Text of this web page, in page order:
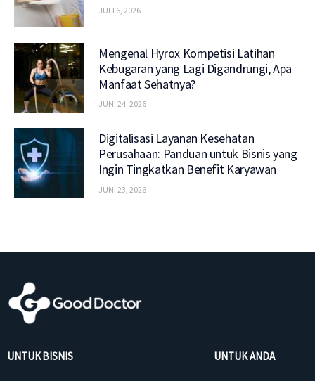
JULI 6, 2026
Mengenal Hyrox Kompetisi Latihan
Kebugaran yang Lagi Digandrungi, Apa
Manfaat Sehatnya?
JUNI 24, 2026
Digitalisasi Layanan Kesehatan
Perusahaan: Panduan untuk Bisnis yang
Ingin Tingkatkan Benefit Karyawan
JUNI 23, 2026
UNTUK BISNIS UNTUK ANDA